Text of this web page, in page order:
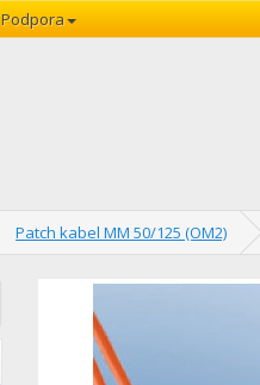
Podpora
Patch kabel MM 50/125 (OM2)